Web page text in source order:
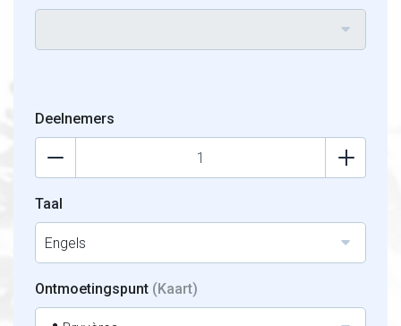
Deelnemers
Taal
Engels
Ontmoetingspunt (Kaart)